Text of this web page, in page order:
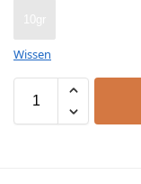
10gr
Wissen